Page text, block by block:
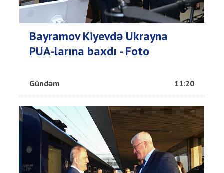
Bayramov Kiyevdə Ukrayna
PUA-larına baxdı - Foto
Gündəm 11:20